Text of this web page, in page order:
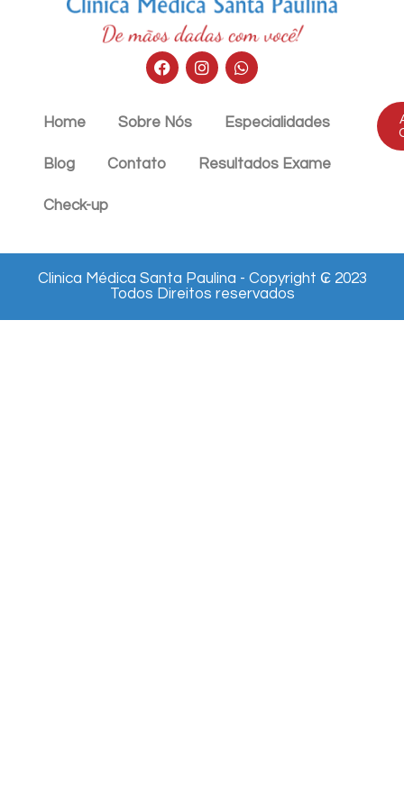
Home Sobre Nós Especialidades
Blog Contato Resultados Exame
Check-up
Clinica Médica Santa Paulina - Copyright ₢ 2023
Todos Direitos reservados